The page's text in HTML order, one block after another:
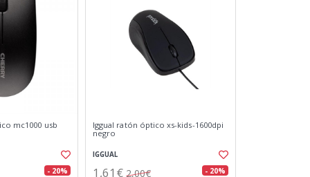
mc1000 usb
- 20%
Iggual ratón óptico xs-kids-1600dpi
negro
IGGUAL
1,61€ 2,00€ - 20%